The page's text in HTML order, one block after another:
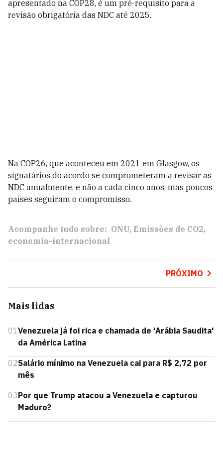
apresentado na COP28, é um pré-requisito para a
revisão obrigatória das NDC até 2025.
Na COP26, que aconteceu em 2021 em Glasgow, os
signatários do acordo se comprometeram a revisar as
NDC anualmente, e não a cada cinco anos, mas poucos
países seguiram o compromisso.
Acompanhe tudo sobre: ONU Emissões de CO2
economia-internacional
PRÓXIMO
Mais lidas
01 Venezuela já foi rica e chamada de 'Arábia Saudita'
da América Latina
02Salário mínimo na Venezuela cai para R$ 2,72 por
mês
03Por que Trump atacou a Venezuela e capturou
Maduro?